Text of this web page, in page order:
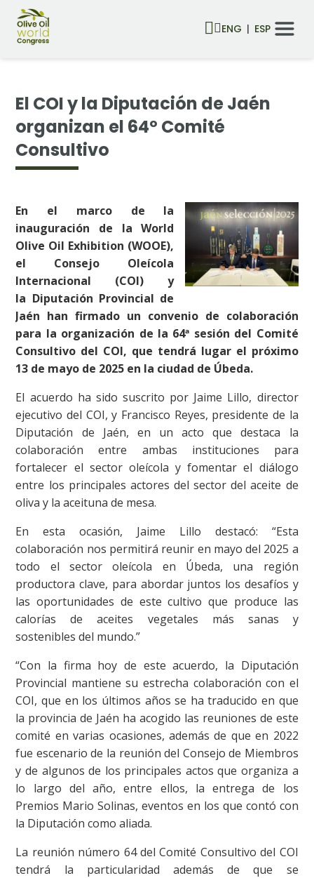
ENG ESP
El COI y la Diputación de Jaén
organizan el 64º Comité
Consultivo
En el marco de la
inauguración de la World
Olive Oil Exhibition (WOOE),
el Consejo Oleícola
Internacional (COI) y
la Diputación Provincial de
Jaén han firmado un convenio de colaboración
para la organización de la 64ª sesión del Comité
Consultivo del COI, que tendrá lugar el próximo
13 de mayo de 2025 en la ciudad de Úbeda.
El acuerdo ha sido suscrito por Jaime Lillo, director
ejecutivo del COI, y Francisco Reyes, presidente de la
Diputación de Jaén, en un acto que destaca la
colaboración entre ambas instituciones para
fortalecer el sector oleícola y fomentar el diálogo
entre los principales actores del sector del aceite de
oliva y la aceituna de mesa.
En esta ocasión, Jaime Lillo destacó: “Esta
colaboración nos permitirá reunir en mayo del 2025 a
todo el sector oleícola en Úbeda, una región
productora clave, para abordar juntos los desafíos y
las oportunidades de este cultivo que produce las
calorías de aceites vegetales más sanas y
sostenibles del mundo.”
“Con la firma hoy de este acuerdo, la Diputación
Provincial mantiene su estrecha colaboración con el
COI, que en los últimos años se ha traducido en que
la provincia de Jaén ha acogido las reuniones de este
comité en varias ocasiones, además de que en 2022
fue escenario de la reunión del Consejo de Miembros
y de algunos de los principales actos que organiza a
lo largo del año, entre ellos, la entrega de los
Premios Mario Solinas, eventos en los que contó con
la Diputación como aliada.
La reunión número 64 del Comité Consultivo del COI
tendrá la particularidad además de que se